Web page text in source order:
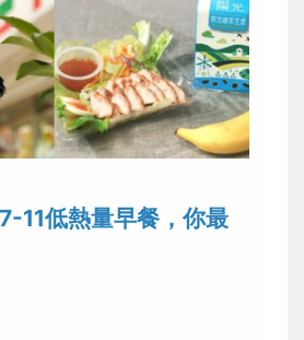
11低熱量早餐，你最